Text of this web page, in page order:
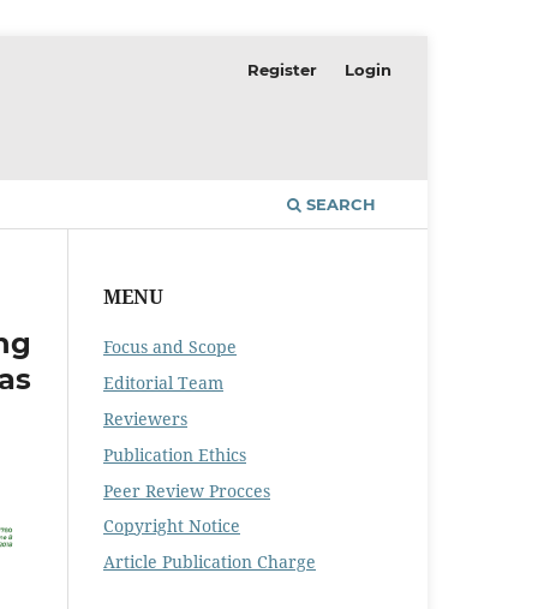
SEARCH
Register Login
MENU
Focus and Scope
Editorial Team
Reviewers
Publication Ethics
Peer Review Procces
Copyright Notice
Article Publication Charge